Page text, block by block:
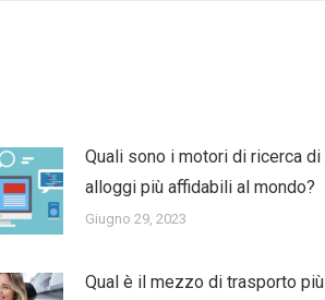
Quali sono i motori di ricerca di
alloggi più affidabili al mondo?
Giugno 29, 2023
Qual è il mezzo di trasporto più